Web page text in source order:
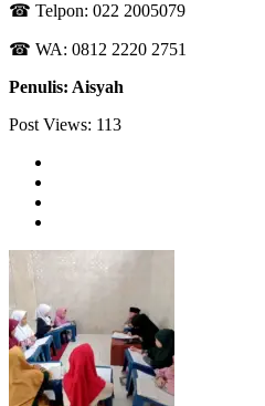
☎ Telpon: 022 2005079
☎ WA: 0812 2220 2751
Penulis: Aisyah
Post Views: 113